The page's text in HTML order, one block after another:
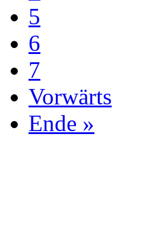
5
6
7
Vorwärts
Ende »